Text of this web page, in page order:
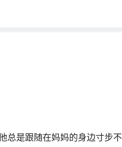
是跟随在妈妈的身边寸步不